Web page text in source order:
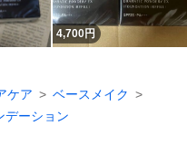
4,700円
ケア
ベースメイク
デーション